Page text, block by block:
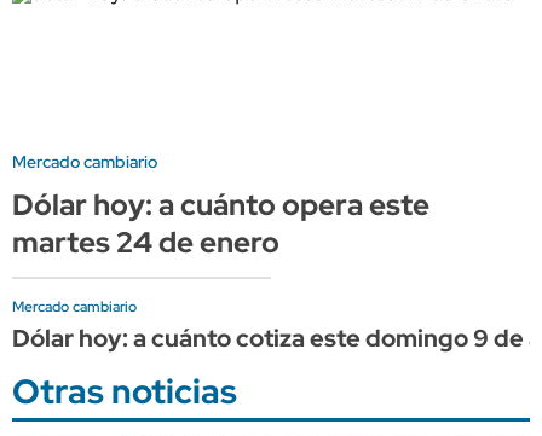
Mercado cambiario
Dólar hoy: a cuánto opera este
martes 24 de enero
Mercado cambiario
Dólar hoy: a cuánto cotiza este domingo 9 de
Otras noticias